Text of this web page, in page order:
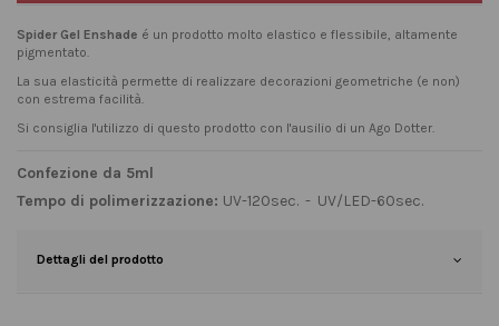
Spider Gel Enshade é un prodotto molto elastico e flessibile, altamente
pigmentato.
La sua elasticità permette di realizzare decorazioni geometriche (e non)
con estrema facilità.
Si consiglia l'utilizzo di questo prodotto con l'ausilio di un Ago Dotter
Confezione da 5ml
Tempo di polimerizzazione: UV-120sec. - UV/LED-60sec.
Dettagli del prodotto